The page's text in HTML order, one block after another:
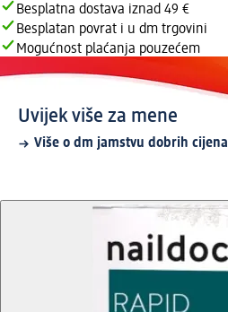
Besplatna dostava iznad 49 €
Besplatan povrat i u dm trgovini
Mogućnost plaćanja pouzećem
Uvijek više za mene
Više o dm jamstvu dobrih cijena